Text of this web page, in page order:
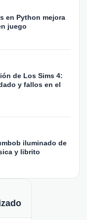
en Python mejora
juego
de Los Sims 4:
y fallos en el
iluminado de
y librito